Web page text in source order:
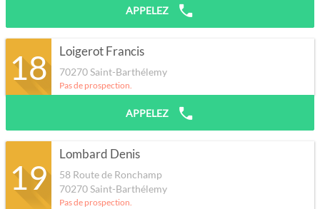
APPELEZ
18 Loigerot Francis
70270Saint-Barthélemy
Pas de prospection.
APPELEZ
19
Lombard Denis
58 Route de Ronchamp
70270Saint-Barthélemy
Pas de prospection.